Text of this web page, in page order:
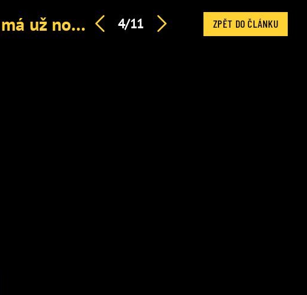
Míša Ochotská promluvila o pekle s Rosolem. Syn má už nového tátu 4/11 ZPĚT DO ČLÁNKU